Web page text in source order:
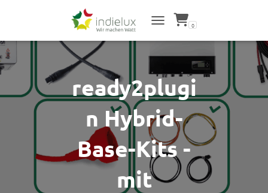
NAVIGATION UMSCHALTEN
0
ready2plugi
n Hybrid-
Base-Kits -
mit